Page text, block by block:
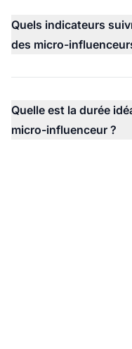
Quels indicateurs
des micro-
Quelle est la durée
micro-influenceur ?